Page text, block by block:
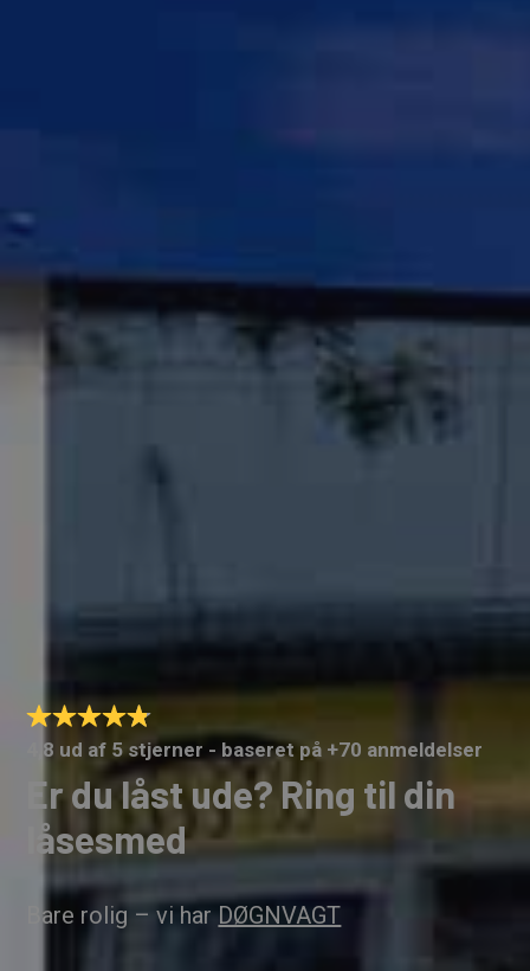
4,8 ud af 5 stjerner - baseret på +70 anmeldelser
Er du låst ude? Ring til din
låsesmed
Bare rolig – vi har DØGNVAGT